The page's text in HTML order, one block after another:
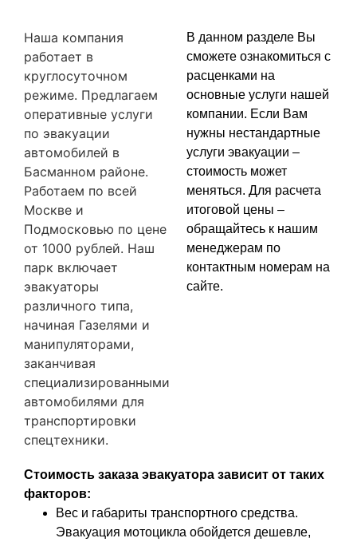
Наша компания
работает в
круглосуточном
режиме. Предлагаем
оперативные услуги
по эвакуации
автомобилей в
Басманном районе.
Работаем по всей
Москве и
Подмосковью по цене
от 1000 рублей. Наш
парк включает
эвакуаторы
различного типа,
начиная Газелями и
манипуляторами,
заканчивая
специализированными
автомобилями для
транспортировки
спецтехники.
В данном разделе Вы
сможете ознакомиться с
расценками на
основные услуги нашей
компании. Если Вам
нужны нестандартные
услуги эвакуации –
стоимость может
меняться. Для расчета
итоговой цены –
обращайтесь к нашим
менеджерам по
контактным номерам на
сайте.
Стоимость заказа эвакуатора зависит от таких
факторов:
Вес и габариты транспортного средства.
Эвакуация мотоцикла обойдется дешевле,